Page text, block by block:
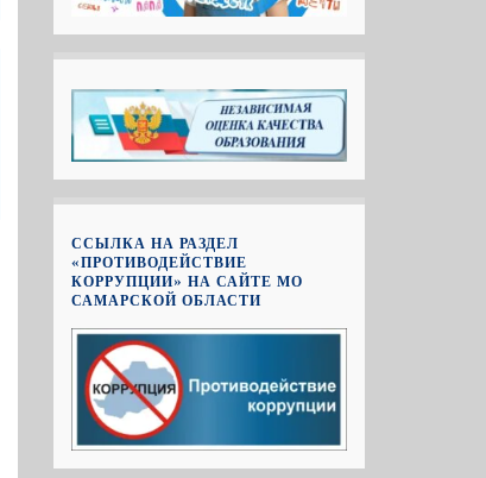
ССЫЛКА НА РАЗДЕЛ
«ПРОТИВОДЕЙСТВИЕ
КОРРУПЦИИ» НА САЙТЕ МО
САМАРСКОЙ ОБЛАСТИ